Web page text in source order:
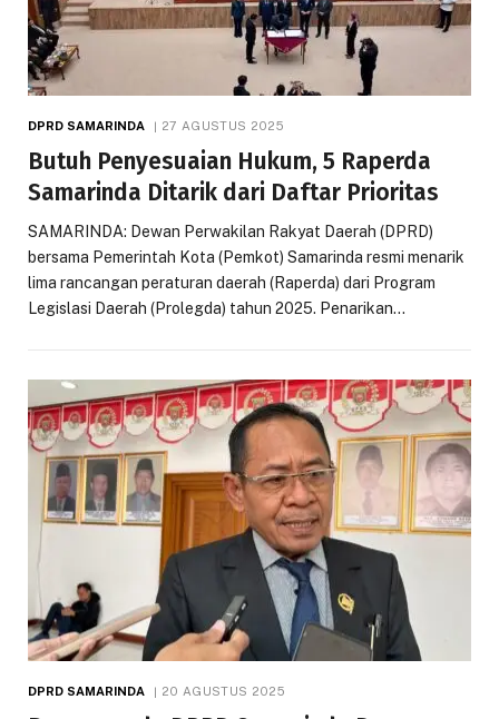
DPRD SAMARINDA 27 AGUSTUS 2025
Butuh Penyesuaian Hukum, 5 Raperda
Samarinda Ditarik dari Daftar Prioritas
SAMARINDA: Dewan Perwakilan Rakyat Daerah (DPRD)
bersama Pemerintah Kota (Pemkot) Samarinda resmi menarik
lima rancangan peraturan daerah (Raperda) dari Program
Legislasi Daerah (Prolegda) tahun 2025. Penarikan…
DPRD SAMARINDA 20 AGUSTUS 2025